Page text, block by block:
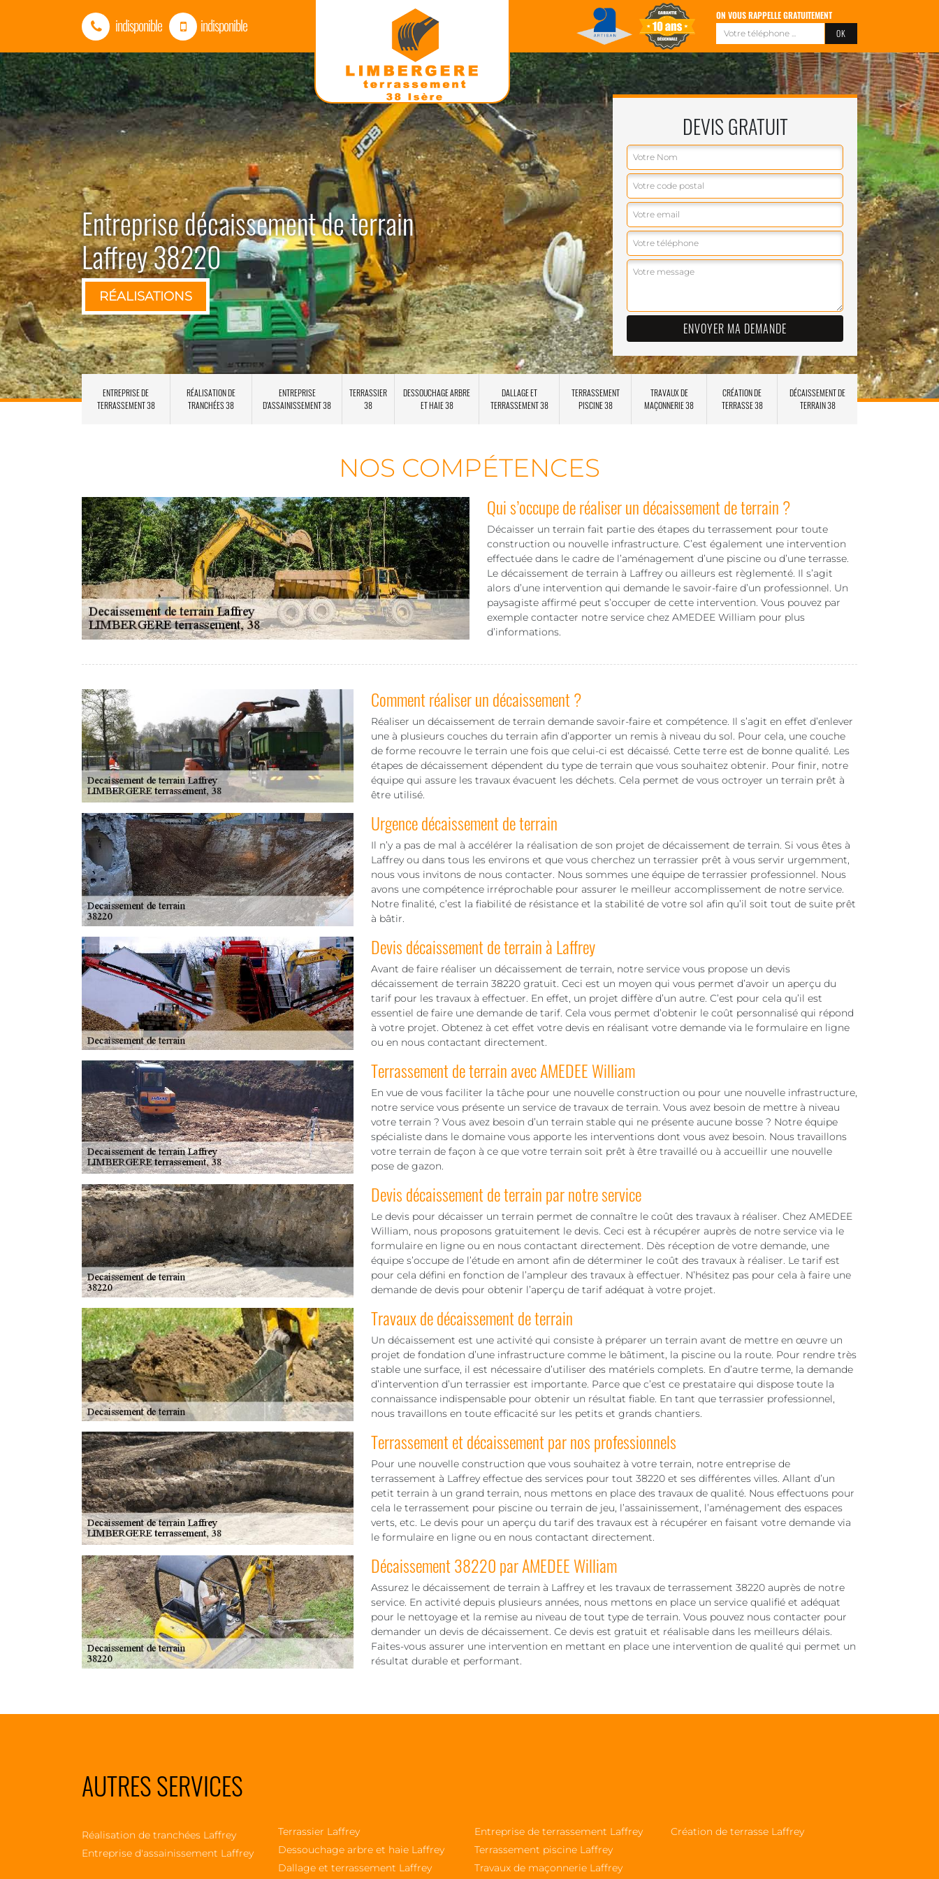
indisponible indisponible ON VOUS RAPPELLE GRATUITEMENT
Entreprise décaissement de terrain
Laffrey 38220
RÉALISATIONS
DEVIS GRATUIT
ENTREPRISE DE
TERRASSEMENT 38
RÉALISATION DE
TRANCHÉES 38
ENTREPRISE
D'ASSAINISSEMENT 38
TERRASSIER
38
DESSOUCHAGE ARBRE
ET HAIE 38
DALLAGE ET
TERRASSEMENT 38
TERRASSEMENT
PISCINE 38
TRAVAUX DE
MAÇONNERIE 38
CRÉATION DE
TERRASSE 38
DÉCAISSEMENT DE
TERRAIN 38
NOS COMPÉTENCES
Qui s’occupe de réaliser un décaissement de terrain ?
Décaisser un terrain fait partie des étapes du terrassement pour toute
construction ou nouvelle infrastructure. C’est également une intervention
effectuée dans le cadre de l’aménagement d’une piscine ou d’une terrasse.
Le décaissement de terrain à Laffrey ou ailleurs est règlementé. Il s’agit
alors d’une intervention qui demande le savoir-faire d’un professionnel. Un
paysagiste affirmé peut s’occuper de cette intervention. Vous pouvez par
exemple contacter notre service chez AMEDEE William pour plus
d’informations.
Comment réaliser un décaissement ?
Réaliser un décaissement de terrain demande savoir-faire et compétence. Il s’agit en effet d’enlever
une à plusieurs couches du terrain afin d’apporter un remis à niveau du sol. Pour cela, une couche
de forme recouvre le terrain une fois que celui-ci est décaissé. Cette terre est de bonne qualité. Les
étapes de décaissement dépendent du type de terrain que vous souhaitez obtenir. Pour finir, notre
équipe qui assure les travaux évacuent les déchets. Cela permet de vous octroyer un terrain prêt à
être utilisé.
Urgence décaissement de terrain
Il n’y a pas de mal à accélérer la réalisation de son projet de décaissement de terrain. Si vous êtes à
Laffrey ou dans tous les environs et que vous cherchez un terrassier prêt à vous servir urgemment,
nous vous invitons de nous contacter. Nous sommes une équipe de terrassier professionnel. Nous
avons une compétence irréprochable pour assurer le meilleur accomplissement de notre service.
Notre finalité, c’est la fiabilité de résistance et la stabilité de votre sol afin qu’il soit tout de suite prêt
à bâtir.
Devis décaissement de terrain à Laffrey
Avant de faire réaliser un décaissement de terrain, notre service vous propose un devis
décaissement de terrain 38220 gratuit. Ceci est un moyen qui vous permet d’avoir un aperçu du
tarif pour les travaux à effectuer. En effet, un projet diffère d’un autre. C’est pour cela qu’il est
essentiel de faire une demande de tarif. Cela vous permet d’obtenir le coût personnalisé qui répond
à votre projet. Obtenez à cet effet votre devis en réalisant votre demande via le formulaire en ligne
ou en nous contactant directement.
Terrassement de terrain avec AMEDEE William
En vue de vous faciliter la tâche pour une nouvelle construction ou pour une nouvelle infrastructure,
notre service vous présente un service de travaux de terrain. Vous avez besoin de mettre à niveau
votre terrain ? Vous avez besoin d’un terrain stable qui ne présente aucune bosse ? Notre équipe
spécialiste dans le domaine vous apporte les interventions dont vous avez besoin. Nous travaillons
votre terrain de façon à ce que votre terrain soit prêt à être travaillé ou à accueillir une nouvelle
pose de gazon.
Devis décaissement de terrain par notre service
Le devis pour décaisser un terrain permet de connaître le coût des travaux à réaliser. Chez AMEDEE
William, nous proposons gratuitement le devis. Ceci est à récupérer auprès de notre service via le
formulaire en ligne ou en nous contactant directement. Dès réception de votre demande, une
équipe s’occupe de l’étude en amont afin de déterminer le coût des travaux à réaliser. Le tarif est
pour cela défini en fonction de l’ampleur des travaux à effectuer. N’hésitez pas pour cela à faire une
demande de devis pour obtenir l’aperçu de tarif adéquat à votre projet.
Travaux de décaissement de terrain
Un décaissement est une activité qui consiste à préparer un terrain avant de mettre en œuvre un
projet de fondation d’une infrastructure comme le bâtiment, la piscine ou la route. Pour rendre très
stable une surface, il est nécessaire d’utiliser des matériels complets. En d’autre terme, la demande
d’intervention d’un terrassier est importante. Parce que c’est ce prestataire qui dispose toute la
connaissance indispensable pour obtenir un résultat fiable. En tant que terrassier professionnel,
nous travaillons en toute efficacité sur les petits et grands chantiers.
Terrassement et décaissement par nos professionnels
Pour une nouvelle construction que vous souhaitez à votre terrain, notre entreprise de
terrassement à Laffrey effectue des services pour tout 38220 et ses différentes villes. Allant d’un
petit terrain à un grand terrain, nous mettons en place des travaux de qualité. Nous effectuons pour
cela le terrassement pour piscine ou terrain de jeu, l’assainissement, l’aménagement des espaces
verts, etc. Le devis pour un aperçu du tarif des travaux est à récupérer en faisant votre demande via
le formulaire en ligne ou en nous contactant directement.
Décaissement 38220 par AMEDEE William
Assurez le décaissement de terrain à Laffrey et les travaux de terrassement 38220 auprès de notre
service. En activité depuis plusieurs années, nous mettons en place un service qualifié et adéquat
pour le nettoyage et la remise au niveau de tout type de terrain. Vous pouvez nous contacter pour
demander un devis de décaissement. Ce devis est gratuit et réalisable dans les meilleurs délais.
Faites-vous assurer une intervention en mettant en place une intervention de qualité qui permet un
résultat durable et performant.
AUTRES SERVICES
Réalisation de tranchées Laffrey
Entreprise d'assainissement Laffrey
Terrassier Laffrey
Dessouchage arbre et haie Laffrey
Dallage et terrassement Laffrey
Entreprise de terrassement Laffrey
Terrassement piscine Laffrey
Travaux de maçonnerie Laffrey
Création de terrasse Laffrey